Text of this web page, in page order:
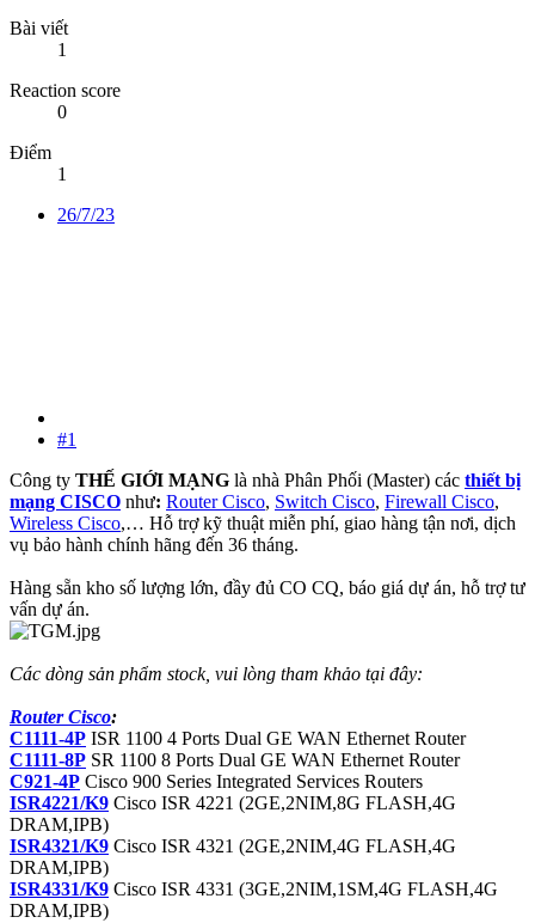
Bài viết
1
Reaction score
0
Điểm
1
26/7/23
#1
Công ty THẾ GIỚI MẠNG là nhà Phân Phối (Master) các thiết bị
mạng CISCO như: Router Cisco, Switch Cisco, Firewall Cisco,
Wireless Cisco,… Hỗ trợ kỹ thuật miễn phí, giao hàng tận nơi, dịch
vụ bảo hành chính hãng đến 36 tháng.
Hàng sẵn kho số lượng lớn, đầy đủ CO CQ, báo giá dự án, hỗ trợ tư
vấn dự án.
Các dòng sản phẩm stock, vui lòng tham khảo tại đây:
Router Cisco:
C1111-4P ISR 1100 4 Ports Dual GE WAN Ethernet Router
C1111-8P SR 1100 8 Ports Dual GE WAN Ethernet Router
C921-4P Cisco 900 Series Integrated Services Routers
ISR4221/K9 Cisco ISR 4221 (2GE,2NIM,8G FLASH,4G
DRAM,IPB)
ISR4321/K9 Cisco ISR 4321 (2GE,2NIM,4G FLASH,4G
DRAM,IPB)
ISR4331/K9 Cisco ISR 4331 (3GE,2NIM,1SM,4G FLASH,4G
DRAM,IPB)